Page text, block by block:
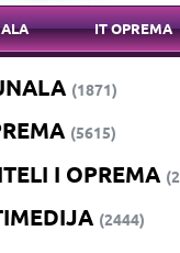
IT OPREMA
(1871)
(5615)
I OPREMA
(2444)